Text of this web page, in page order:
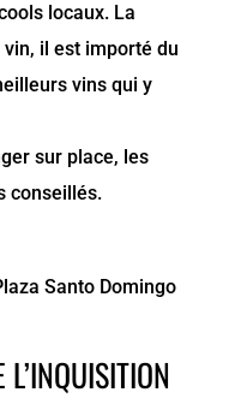
locaux. La
il est importé du
vins qui y
sur place, les
conseillés.